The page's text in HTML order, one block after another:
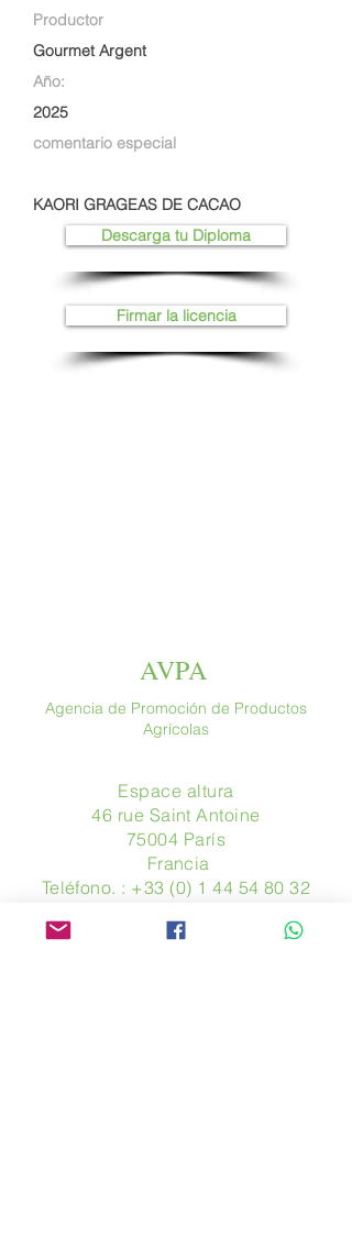
Productor
Gourmet Argent
Año:
2025
comentario especial
KAORI GRAGEAS DE CACAO
Descarga tu Diploma
Firmar la licencia
AVPA
Agencia de Promoción de Productos
Agrícolas
Espace altura
46 rue Saint Antoine
75004 París
​ Francia
Teléfono. : +33 (0) 1 44 54 80 32
www.avpa.fr